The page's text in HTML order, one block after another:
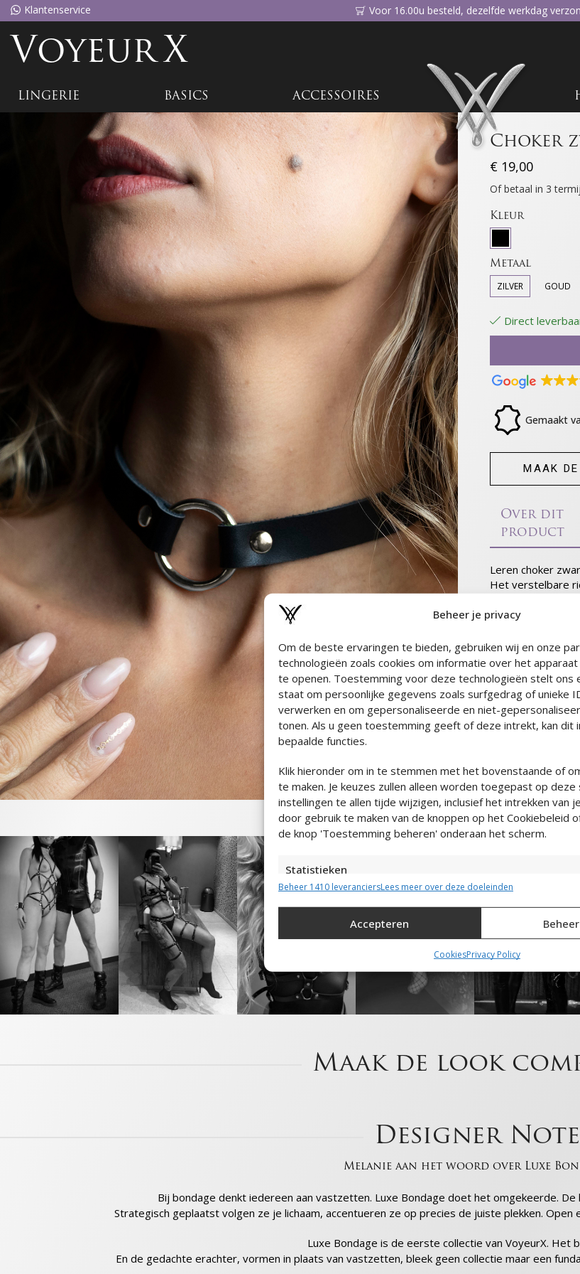
Beheer je privacy
Om de beste ervaringen te bieden, gebruiken wij en onze
technologieën zoals cookies om informatie over het
te openen. Toestemming voor deze technologieën stelt ons
staat om persoonlijke gegevens zoals surfgedrag of unieke
verwerken en om gepersonaliseerde en niet-
tonen. Als u geen toestemming geeft of deze intrekt, kan dit
bepaalde functies.
Klik hieronder om in te stemmen met het bovenstaande of
te maken. Je keuzes zullen alleen worden toegepast op deze
instellingen te allen tijde wijzigen, inclusief het intrekken van
door gebruik te maken van de knoppen op het Cookiebeleid
de knop 'Toestemming beheren' onderaan het scherm.
Statistieken
Informatie op een apparaat opslaan en/of openen, De prestaties van
Informatie op een apparaat opslaan en/of openen, Beperkte gegevens
advertenties te selecteren, Profielen aanmaken ten behoeve van
advertenties, Profielen gebruiken voor de selectie van gepersonaliseerde
Profielen aanmaken ter personalisatie van content, Profielen gebruiken
Toepassingen
en fouten opsporen, Advertenties en content leveren en
Beheer 1410 leveranciersLees meer over deze doeleinden
Accepteren
CookiesPrivacy Policy
Klantenservice Voor 16.00u besteld, dezelfde werkdag
VoyeurX
LINGERIE BASICS ACCESSOIRES
Choker
€ 19,00
Of betaal in 3
Kleur
Metaal
ZILVER GOUD
Direct
Gemaakt
MAAK
Over dit
product
Leren choker
Het verstelbare
choker mooi
Gemaakt voor
ook na uren
Echt leer met
Ontworpen in
Ruim verstelbaar
Verfijnde
Maak de look
Designer Note
Melanie aan het woord over Luxe
Bij bondage denkt iedereen aan vastzetten. Luxe Bondage doet het omgekeerde.
Strategisch geplaatst volgen ze je lichaam, accentueren ze op precies de juiste plekken.
Luxe Bondage is de eerste collectie van VoyeurX. Het
En de gedachte erachter, vormen in plaats van vastzetten, bleek geen collectie maar een